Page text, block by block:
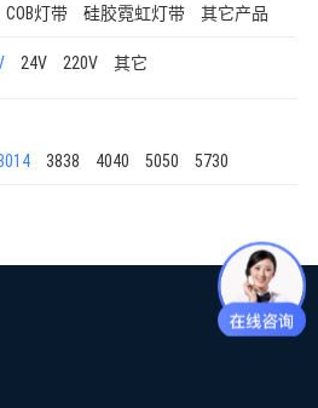
COB灯带 硅胶霓虹灯带 其它产品
24V 220V 其它
3838 4040 5050 5730